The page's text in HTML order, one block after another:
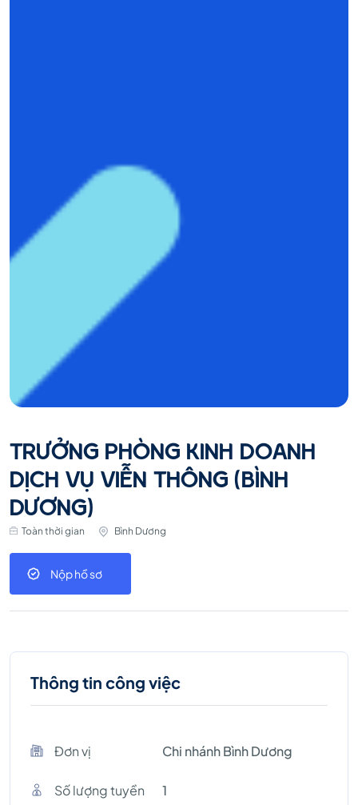
TRƯỞNG PHÒNG KINH DOANH
DỊCH VỤ VIỄN THÔNG (BÌNH
DƯƠNG)
Toàn thời gian Bình Dương
Nộp hồ sơ
Thông tin công việc
Đơn vị Chi nhánh Bình Dương
Số lượng tuyền 1